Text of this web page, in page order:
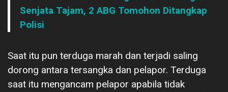
Senjata Tajam, 2 ABG Tomohon Ditangkap
Polisi
Saat itu pun terduga marah dan terjadi saling
dorong antara tersangka dan pelapor. Terduga
saat itu mengancam pelapor apabila tidak